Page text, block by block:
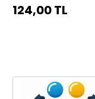
124,00 TL